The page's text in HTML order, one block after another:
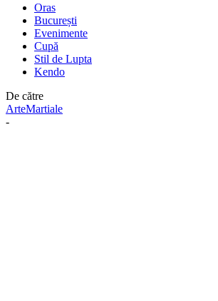
Oras
București
Evenimente
Cupă
Stil de Lupta
Kendo
De către
ArteMartiale
-